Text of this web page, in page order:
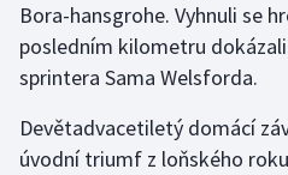
Judo
Lezení
Bora-hansgrohe. Vyhnuli se
posledním kilometru
sprintera Sama Welsforda.
Devětadvacetiletý domácí
úvodní triumf z loňského